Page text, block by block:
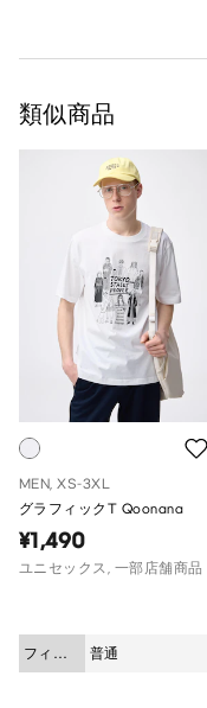
類似商品
MEN, XS-3XL
グラフィックT Qoonana
¥1,490
ユニセックス, 一部店舗商品
フィッ
ト
普通